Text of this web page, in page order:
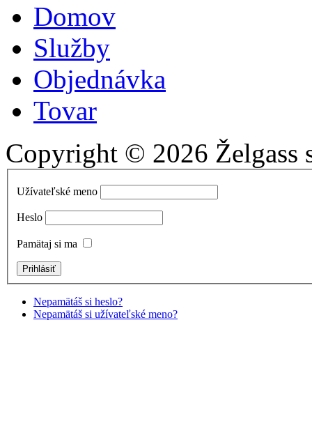
Domov
Služby
Objednávka
Tovar
Copyright © 2026 Želgass
Užívateľské meno
Heslo
Pamätaj si ma
Nepamätáš si heslo?
Nepamätáš si užívateľské meno?